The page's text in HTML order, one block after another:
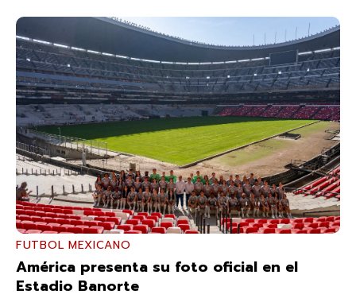
FUTBOL MEXICANO
América presenta su foto oficial en el
Estadio Banorte